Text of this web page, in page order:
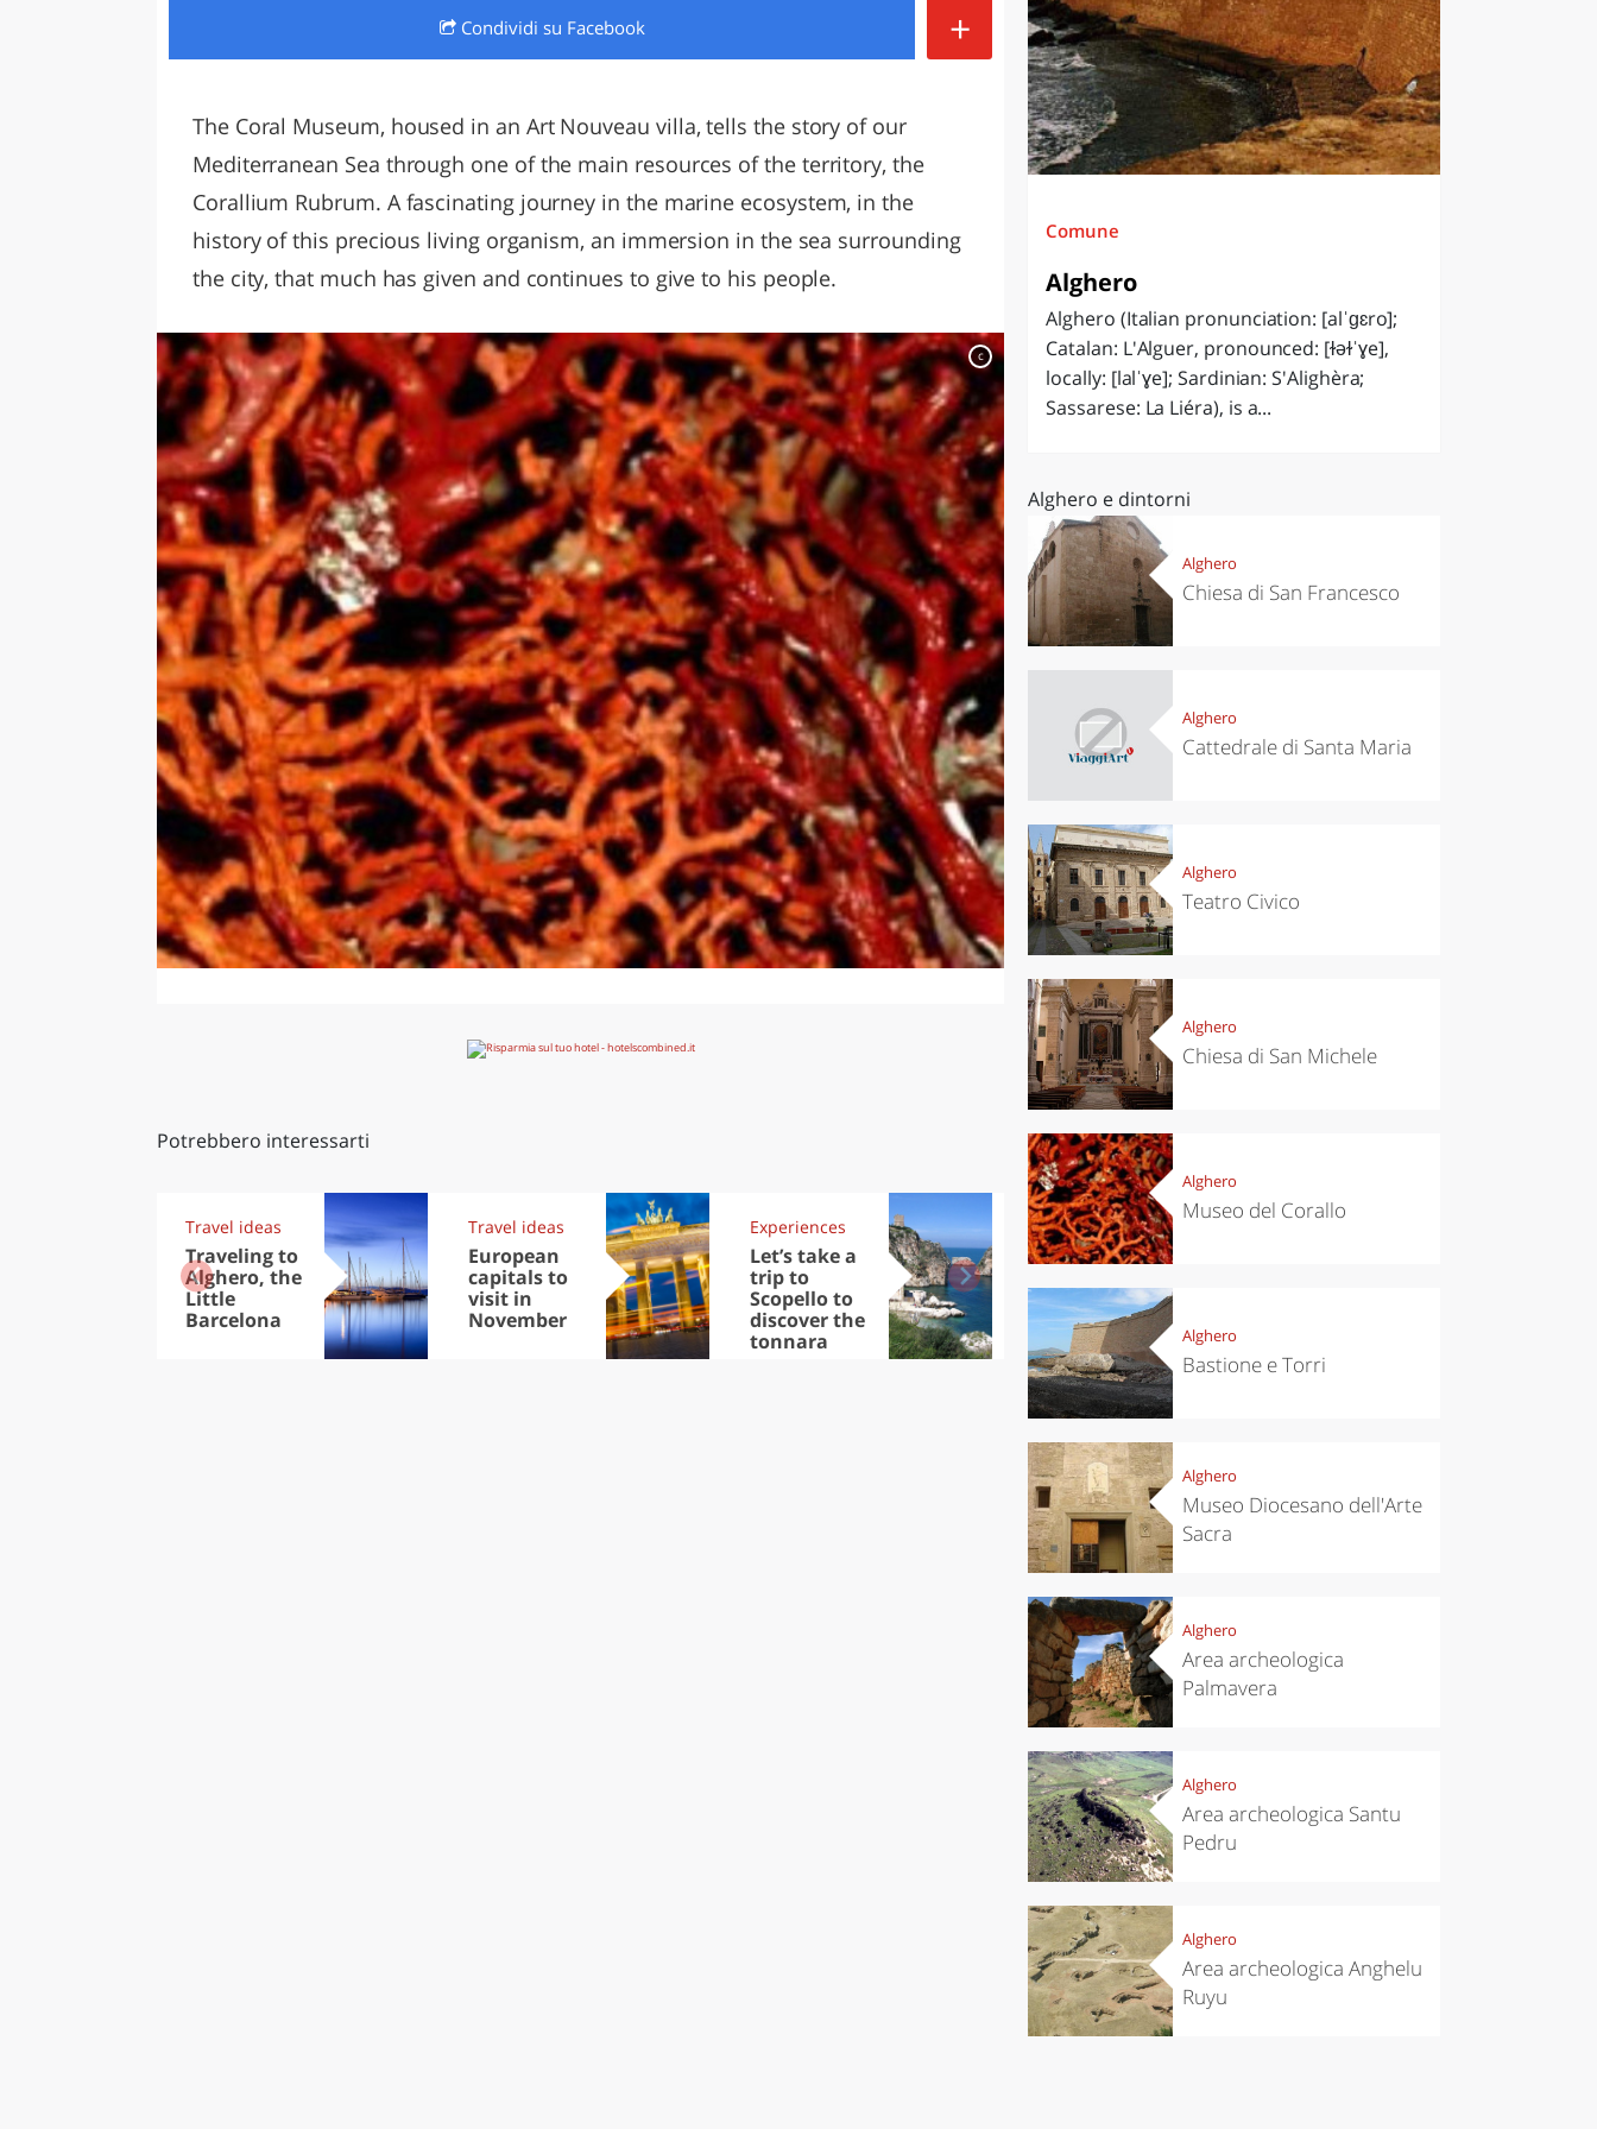
LAZIO
Condividi su Facebook +
The Coral Museum, housed in an Art Nouveau villa, tells the story of our
Mediterranean Sea through one of the main resources of the territory, the
Corallium Rubrum. A fascinating journey in the marine ecosystem, in the
history of this precious living organism, an immersion in the sea surrounding
the city, that much has given and continues to give to his people.
c
Potrebbero interessarti
Travel ideas
Traveling to
Alghero, the
Little
Barcelona
Travel ideas
European
capitals to
visit in
November
Experiences
Let’s take a
trip to
Scopello to
discover the
tonnara
Kitchen
Autumn in
DOC apples,
wines,
cheeses and
Ciuìga
Kitchen
Comune
Alghero
Alghero (Italian pronunciation: [alˈɡɛro];
Catalan: L'Alguer, pronounced: [ɫəɫˈɣe],
locally: [lalˈɣe]; Sardinian: S'Alighèra;
Sassarese: La Liéra), is a...
Alghero e dintorni
Alghero
Chiesa di San Francesco
Alghero
Cattedrale di Santa Maria
Alghero
Teatro Civico
Alghero
Chiesa di San Michele
Alghero
Museo del Corallo
Alghero
Bastione e Torri
Alghero
Museo Diocesano dell'Arte
Sacra
Alghero
Area archeologica
Palmavera
Alghero
Area archeologica Santu
Pedru
Alghero
Area archeologica Anghelu
Ruyu